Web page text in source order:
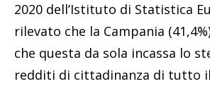
2020 dell’Istituto di Statistica
rilevato che la Campania
che questa da sola incassa lo
redditi di cittadinanza di tutto